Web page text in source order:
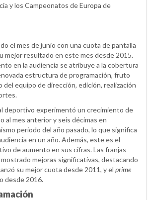
y los Campeonatos de Europa de
el mes de junio con una cuota de pantalla
mejor resultado en este mes desde 2015.
en la audiencia se atribuye a la cobertura
estructura de programación, fruto
equipo de dirección, edición, realización
deportivo experimentó un crecimiento de
al mes anterior y seis décimas en
periodo del año pasado, lo que significa
en un año. Además, este es el
de aumento en sus cifras. Las franjas
mejoras significativas, destacando
su mejor cuota desde 2011, y el prime
desde 2016.